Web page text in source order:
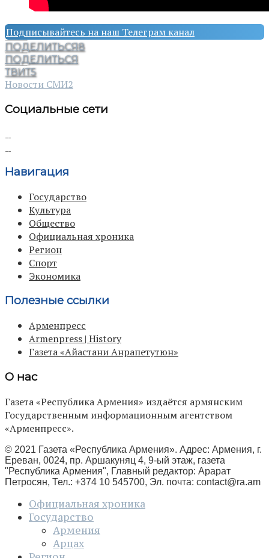
Подписывайтесь на наш Телеграм канал
ПОДЕЛИТЬСЯ8
ПОДЕЛИТЬСЯ
ТВИТ5
Новости СМИ2
Социальные сети
Навигация
Государство
Культура
Общество
Официальная хроника
Регион
Спорт
Экономика
Полезные ссылки
Арменпресс
Armenpress | History
Газета «Айастани Анрапетутюн»
О нас
Газета «Республика Армения» издаётся армянским
Государственным информационным агентством
«Арменпресс».
© 2021 Газета «Республика Армения». Адрес: Армения, г.
Ереван, 0024, пр. Аршакуняц 4, 9-ый этаж, газета
"Республика Армения", Главный редактор: Арарат
Петросян, Тел.: +374 10 545700, Эл. почта: contact@ra.am
Официальная хроника
Государство
Армения
Арцах